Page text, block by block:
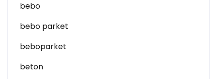
bebo
bebo parket
beboparket
beton